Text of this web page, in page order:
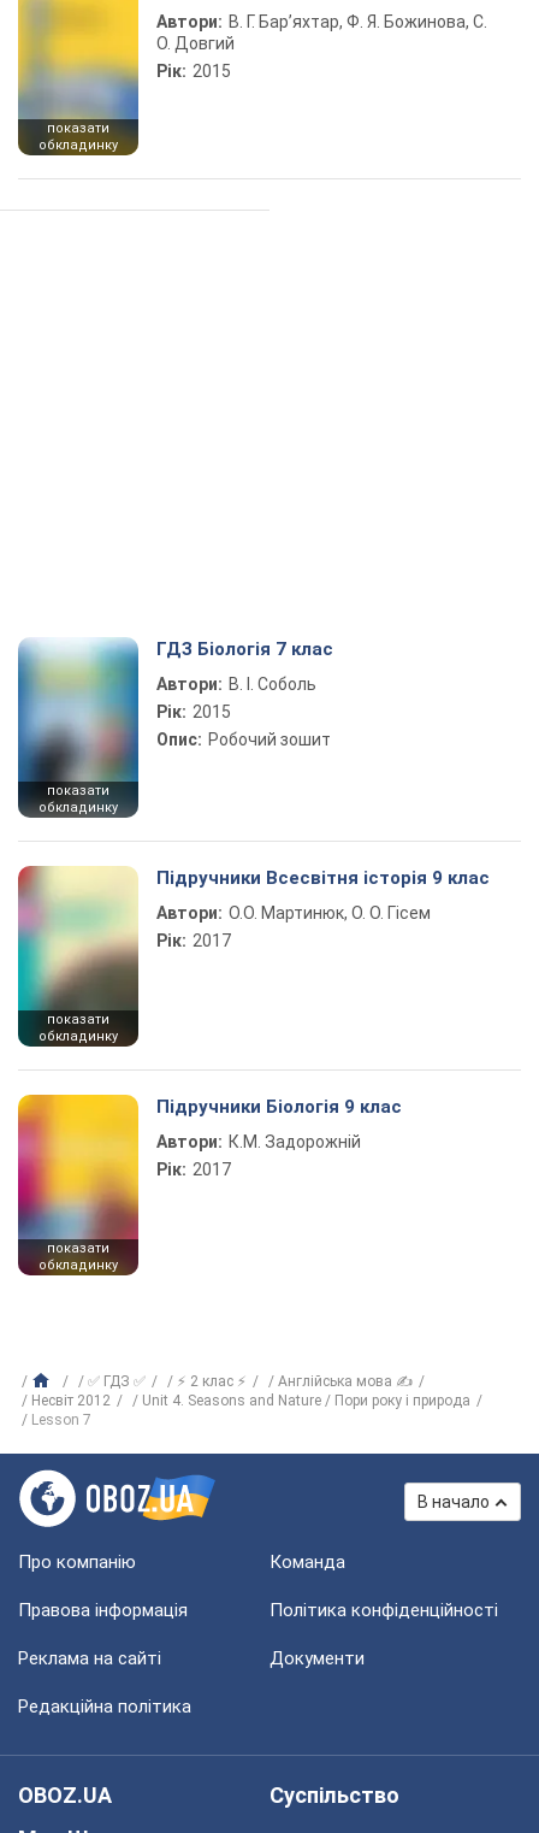
показати
обкладинку
Автори: В. Г. Бар’яхтар, Ф. Я. Божинова, С.
О. Довгий
Рік: 2015
показати
обкладинку
ГДЗ Біологія 7 клас
Автори: В. І. Соболь
Рік: 2015
Опис: Робочий зошит
показати
обкладинку
Підручники Всесвітня історія 9 клас
Автори: О.О. Мартинюк, О. О. Гісем
Рік: 2017
показати
обкладинку
Підручники Біологія 9 клас
Автори: К.М. Задорожній
Рік: 2017
✅ ГДЗ ✅ ⚡ 2 клас ⚡
Англійська мова ✍
Несвіт 2012
Unit 4. Seasons and Nature / Пори року і природа
Lesson 7
В начало
Про компанію Команда
Правова інформація Політика конфіденційності
Реклама на сайті Документи
Редакційна політика
OBOZ.UA
Суспільство